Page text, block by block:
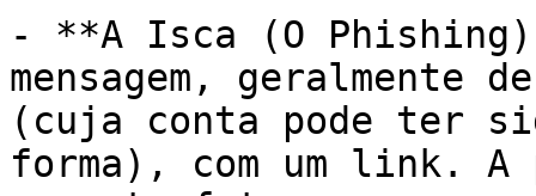
- **A Isca (O
mensagem, geralmente
(cuja conta pode ter
forma), com um link. A